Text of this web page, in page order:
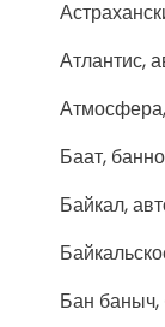
Атлантис,
Баат,
Байкал,
Бан баныч,